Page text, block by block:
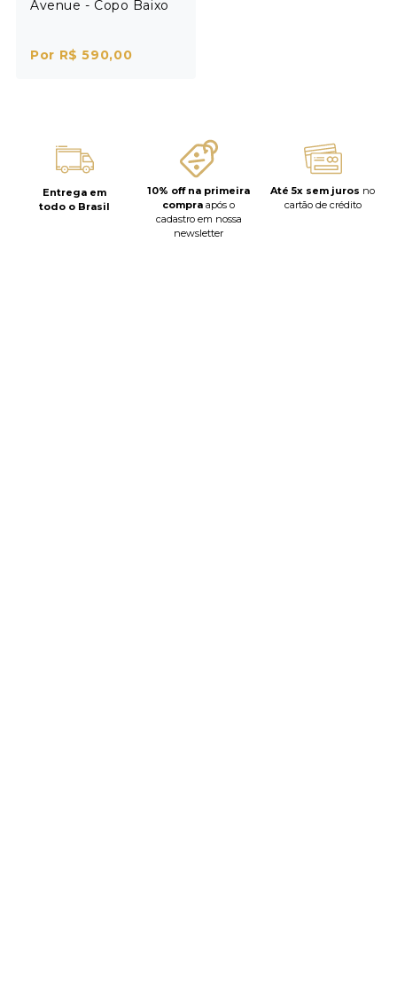
Avenue - Copo Baixo
Por R$ 590,00
Entrega em
todo o Brasil
10% off na primeira
compra após o
cadastro em nossa
newsletter
Até 5x sem juros no
cartão de crédito